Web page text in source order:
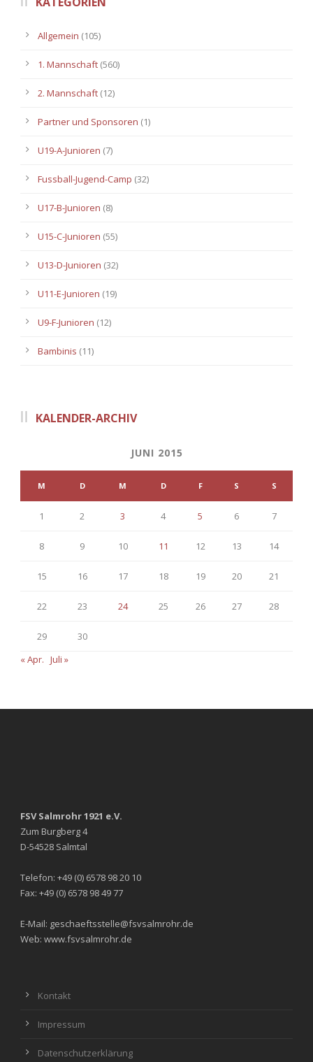
Allgemein (105)
1. Mannschaft (560)
2. Mannschaft (12)
Partner und Sponsoren (1)
U19-A-Junioren (7)
Fussball-Jugend-Camp (32)
U17-B-Junioren (8)
U15-C-Junioren (55)
U13-D-Junioren (32)
U11-E-Junioren (19)
U9-F-Junioren (12)
Bambinis (11)
KALENDER-ARCHIV
JUNI 2015
M D M D F S S
1 2 3 4 5 6 7
8 9 10 11 12 13 14
15 16 17 18 19 20 21
22 23 24 25 26 27 28
29
30
« Apr. Juli »
FSV Salmrohr 1921 e.V.
Zum Burgberg 4
D-54528 Salmtal
Telefon: +49 (0) 6578 98 20 10
Fax: +49 (0) 6578 98 49 77
E-Mail: geschaeftsstelle@fsvsalmrohr.de
Web: www.fsvsalmrohr.de
Kontakt
Impressum
Datenschutzerklärung